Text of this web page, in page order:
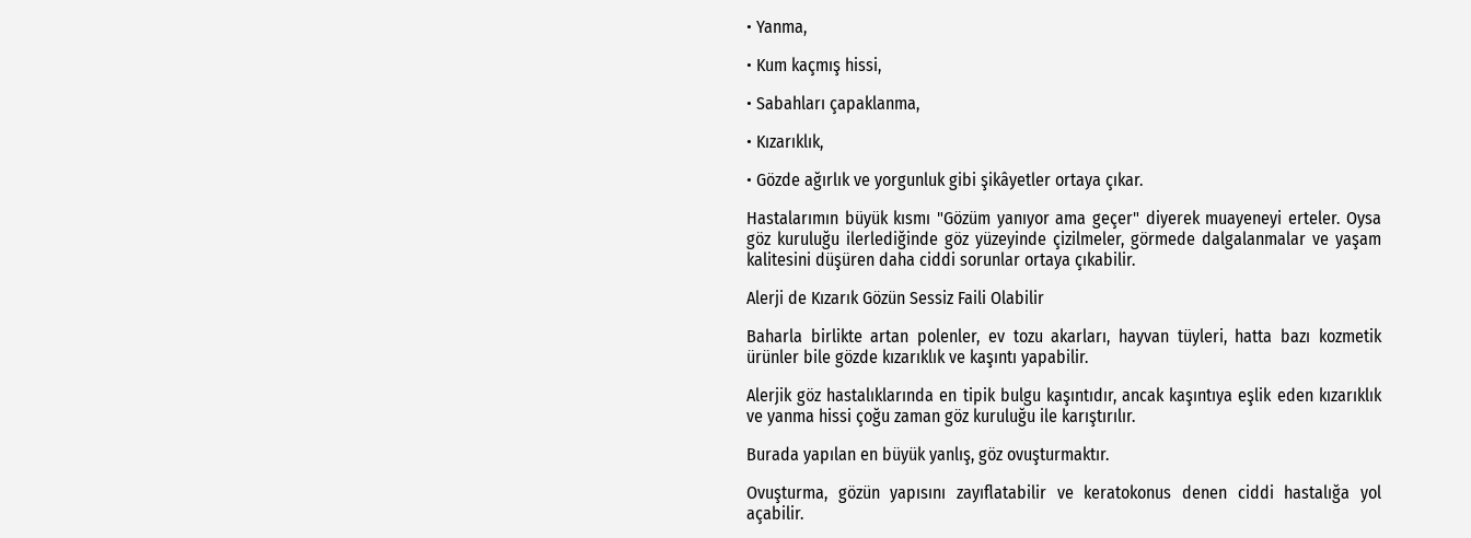
• Yanma,
• Kum kaçmış hissi,
• Sabahları çapaklanma,
• Kızarıklık,
• Gözde ağırlık ve yorgunluk gibi şikâyetler ortaya çıkar.
Hastalarımın büyük kısmı "Gözüm yanıyor ama geçer" diyerek muayeneyi erteler. Oysa
göz kuruluğu ilerlediğinde göz yüzeyinde çizilmeler, görmede dalgalanmalar ve yaşam
kalitesini düşüren daha ciddi sorunlar ortaya çıkabilir.
Alerji de Kızarık Gözün Sessiz Faili Olabilir
Baharla birlikte artan polenler, ev tozu akarları, hayvan tüyleri, hatta bazı kozmetik
ürünler bile gözde kızarıklık ve kaşıntı yapabilir.
Alerjik göz hastalıklarında en tipik bulgu kaşıntıdır, ancak kaşıntıya eşlik eden kızarıklık
ve yanma hissi çoğu zaman göz kuruluğu ile karıştırılır.
Burada yapılan en büyük yanlış, göz ovuşturmaktır.
Ovuşturma, gözün yapısını zayıflatabilir ve keratokonus denen ciddi hastalığa yol
açabilir.